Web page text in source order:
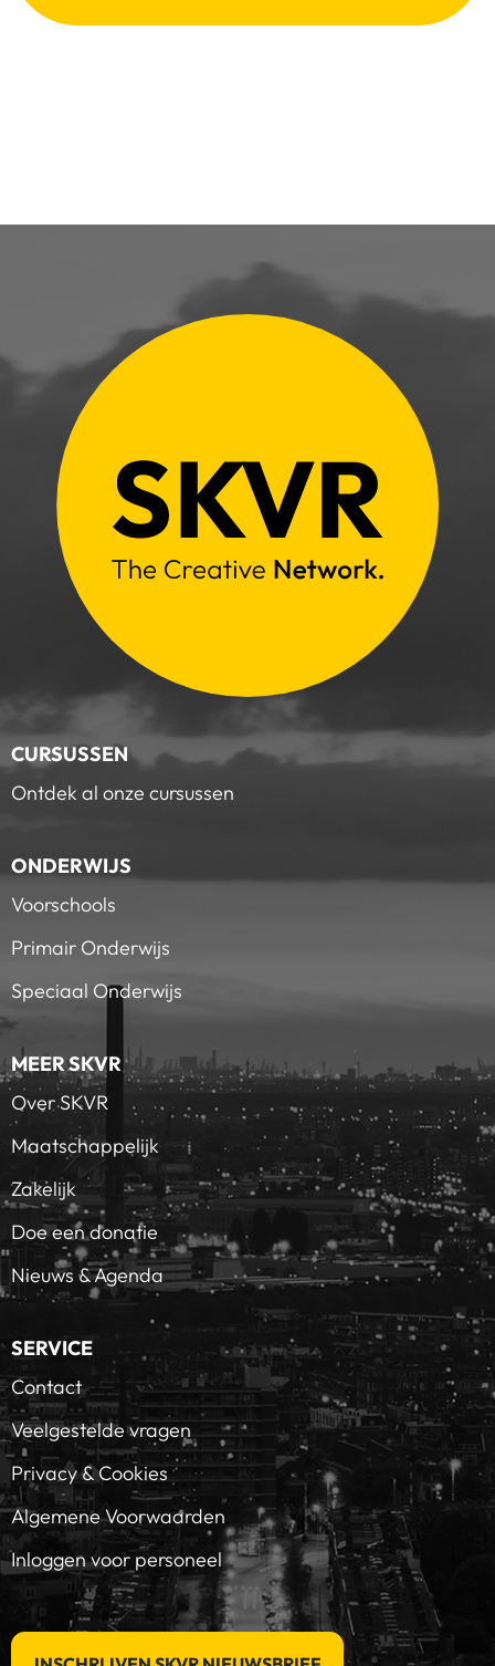
CURSUSSEN
Ontdek al onze cursussen
ONDERWIJS
Voorschools
Primair Onderwijs
Speciaal Onderwijs
MEER SKVR
Over SKVR
Maatschappelijk
Zakelijk
Doe een donatie
Nieuws & Agenda
SERVICE
Contact
Veelgestelde vragen
Privacy & Cookies
Algemene Voorwaarden
Inloggen voor personeel